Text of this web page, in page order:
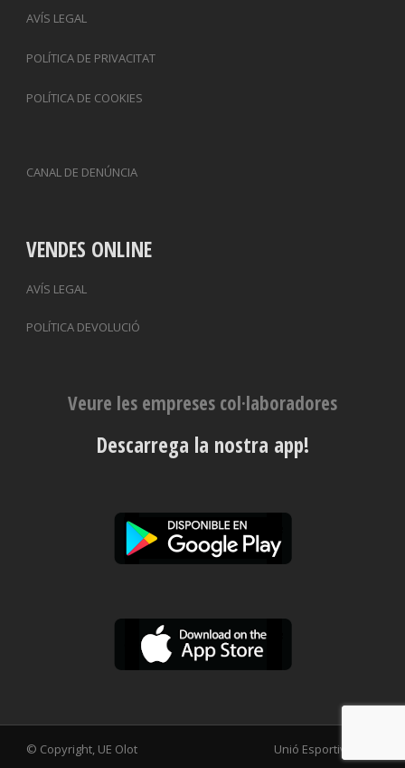
AVÍS LEGAL
POLÍTICA DE PRIVACITAT
POLÍTICA DE COOKIES
CANAL DE DENÚNCIA
VENDES ONLINE
AVÍS LEGAL
POLÍTICA DEVOLUCIÓ
Veure les empreses col·laboradores
Descarrega la nostra app!
© Copyright, UE Olot Unió Esportiva Olot